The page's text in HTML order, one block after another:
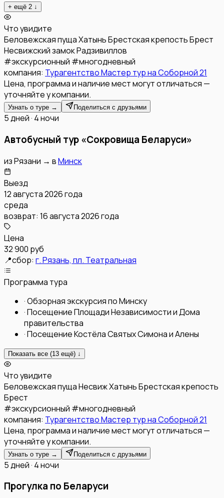
+ ещё 2 ↓
Что увидите
Беловежская пущаХатыньБрестская крепостьБрест
Несвижский замок Радзивиллов
#экскурсионный #многодневный
компания: Турагентство Мастер тур на Соборной 21
Цена, программа и наличие мест могут отличаться —
уточняйте у компании.
Узнать о туре → Поделиться с друзьями
5 дней · 4 ночи
Автобусный тур «Сокровища Беларуси»
изРязани → вМинск
Выезд
12 августа 2026 года
среда
возврат: 16 августа 2026 года
Цена
32 900 руб
📍сбор: г. Рязань, пл. Театральная
Программа тура
·Обзорная экскурсия по Минску
·Посещение Площади Независимости и Дома
правительства
·Посещение Костёла Святых Симона и Алены
Показать все (13 ещё) ↓
Что увидите
Беловежская пущаНесвижХатыньБрестская крепость
Брест
#экскурсионный #многодневный
компания: Турагентство Мастер тур на Соборной 21
Цена, программа и наличие мест могут отличаться —
уточняйте у компании.
Узнать о туре → Поделиться с друзьями
5 дней · 4 ночи
Прогулка по Беларуси